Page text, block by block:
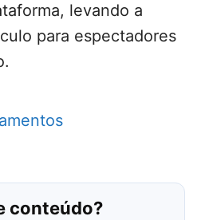
levando a
para espectadores
conteúdo?